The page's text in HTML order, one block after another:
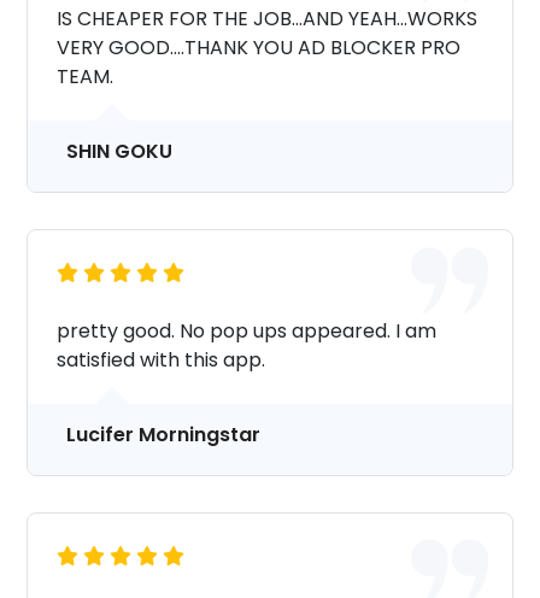
IS CHEAPER FOR THE JOB...AND YEAH...WORKS
VERY GOOD....THANK YOU AD BLOCKER PRO
TEAM.
SHIN GOKU
pretty good. No pop ups appeared. I am
satisfied with this app.
Lucifer Morningstar